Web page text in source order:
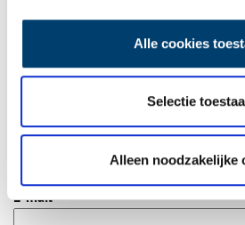
Alle cookies
Selectie
Alleen noodzakelijke
Vereiste velden zijn gemarkeerd met *.
Naam*
E-mail*